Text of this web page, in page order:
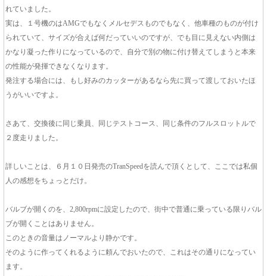
れていました。
実は、１号機のはAMGでもなくメルセデスものでもなく、他車種のものが付け
られていて、サイズが合えば何だっていいのですが、でも目に見えない内側は
かなり凝った作りになっているので、自分で別の物に付け替えてしまうと本来
の性能が発揮できなくなります。
発注する場合には、もし好みのカッターがあるなら先に買って渡しておいたほ
うがいいですよ。
さあて、交換後に同じ乗員、同じテストコース、同じ条件のフルスロットルで
２度走りました。
詳しいことは、６月１０日発売のTranSpeedを読んで頂くとして、ここでは私個
人の感想をちょっとだけ。
バルブが開くのを、2,800rpmに設定したので、街中で普通に乗っている限りバル
ブが開くことはありません。
このときの音量はノーマルより静かです。
そのように作ってくれるように頼んでおいたので、これはその通りになってい
ます。